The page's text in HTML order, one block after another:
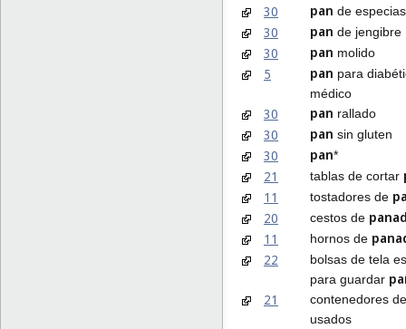
30 pan de especias
30 pan de jengibre
30 pan molido
5 pan para
médico
30 pan rallado
30 pan sin gluten
30 pan*
21 tablas de cortar
11
tostadores de
20
cestos de
11
hornos de
22
bolsas de tela
para guardar
21
contenedores
usados